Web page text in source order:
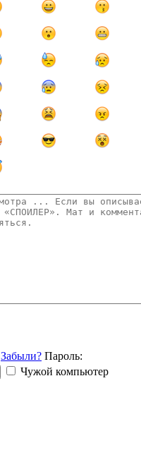
Забыли? Пароль:
Чужой компьютер